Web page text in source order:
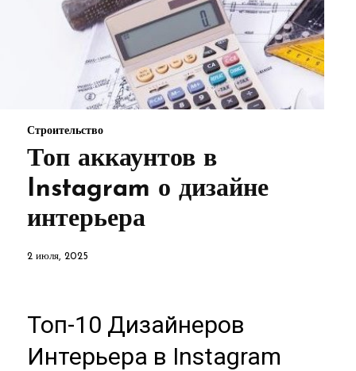
Строительство
Топ аккаунтов в
Instagram о дизайне
интерьера
2 июля, 2025
Топ-10 Дизайнеров
Интерьера в Instagram